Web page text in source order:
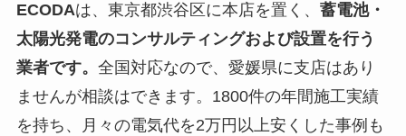
ECODAは、東京都渋谷区に本店を置く、 蓄電池・
太陽光発電のコンサルティングおよび設置を行う
業者です。 全国対応なので、愛媛県に支店はあり
ませんが相談はできます。1800件の年間施工実績
を持ち、月々の電気代を2万円以上安くした事例も